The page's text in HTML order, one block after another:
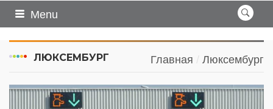
Menu
ЛЮКСЕМБУРГ Главная Люксембург